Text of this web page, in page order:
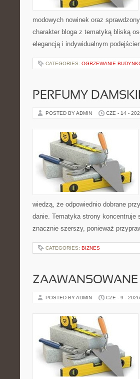
modowych nowinek oraz
charakter bloga z tematyką bliską
elegancją i indywidualnym
CATEGORIES: OGRZEWANIE
PERFUMY
POSTED BY ADMIN CZE - 14 -
wiedzą, że odpowiednio dobrane
danie. Tematyka strony koncentruje
znacznie szerszy, ponieważ
CATEGORIES: BIZNES
ZAAWANSOWANE
POSTED BY ADMIN CZE - 9 - 2026